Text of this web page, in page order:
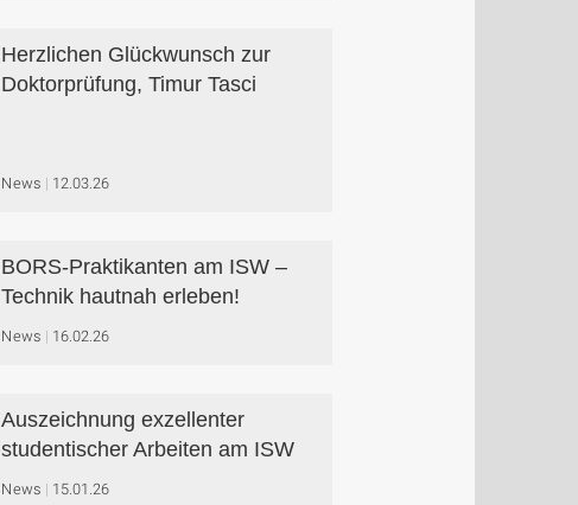
Herzlichen Glückwunsch zur
Doktorprüfung, Timur Tasci
News 12.03.26
BORS-Praktikanten am ISW –
Technik hautnah erleben!
News 16.02.26
Auszeichnung exzellenter
studentischer Arbeiten am ISW
News 15.01.26